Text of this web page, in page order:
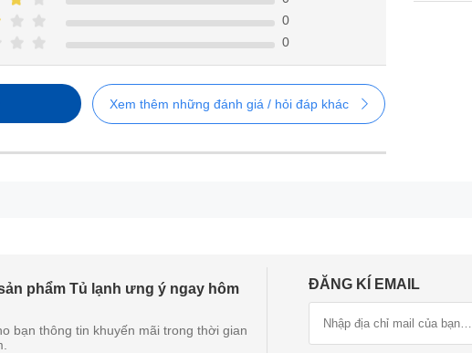
Thiết kế Side by Side phù hợp với nhiều phong cách nội thất
0
0
Xem thêm những đánh giá / hỏi đáp khác
phẩm Tủ lạnh ưng ý ngay hôm
bạn thông tin khuyến mãi trong thời gian
ĐĂNG KÍ EMAIL